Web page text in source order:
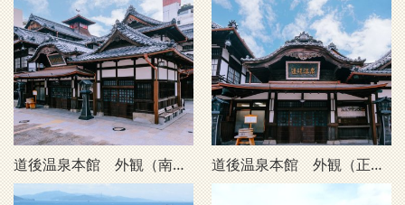
道後温泉本館 外観（南西・昼）D1 道後温泉本館 外観（正面・昼）D2